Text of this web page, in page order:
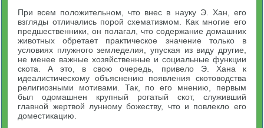
При всем положительном, что внес в науку Э. Хан, его
взгляды отличались порой схематизмом. Как многие его
предшественники, он полагал, что содержание домашних
животных обретает практическое значение только в
условиях плужного земледелия, упуская из виду другие,
не менее важные хозяйственные и социальные функции
скота. А это, в свою очередь, привело Э. Хана к
идеалистическому объяснению появления скотоводства
религиозными мотивами. Так, по его мнению, первым
был одомашнен крупный рогатый скот, служивший
главной жертвой лунному божеству, что и повлекло его
доместикацию.